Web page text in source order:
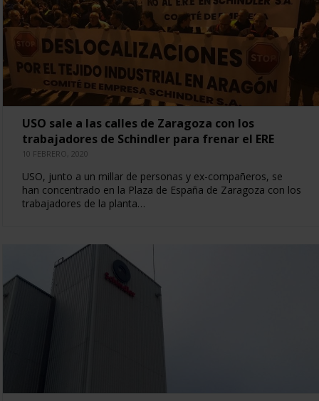
USO sale a las calles de Zaragoza con los
trabajadores de Schindler para frenar el ERE
10 FEBRERO, 2020
USO, junto a un millar de personas y ex-compañeros, se
han concentrado en la Plaza de España de Zaragoza con los
trabajadores de la planta…